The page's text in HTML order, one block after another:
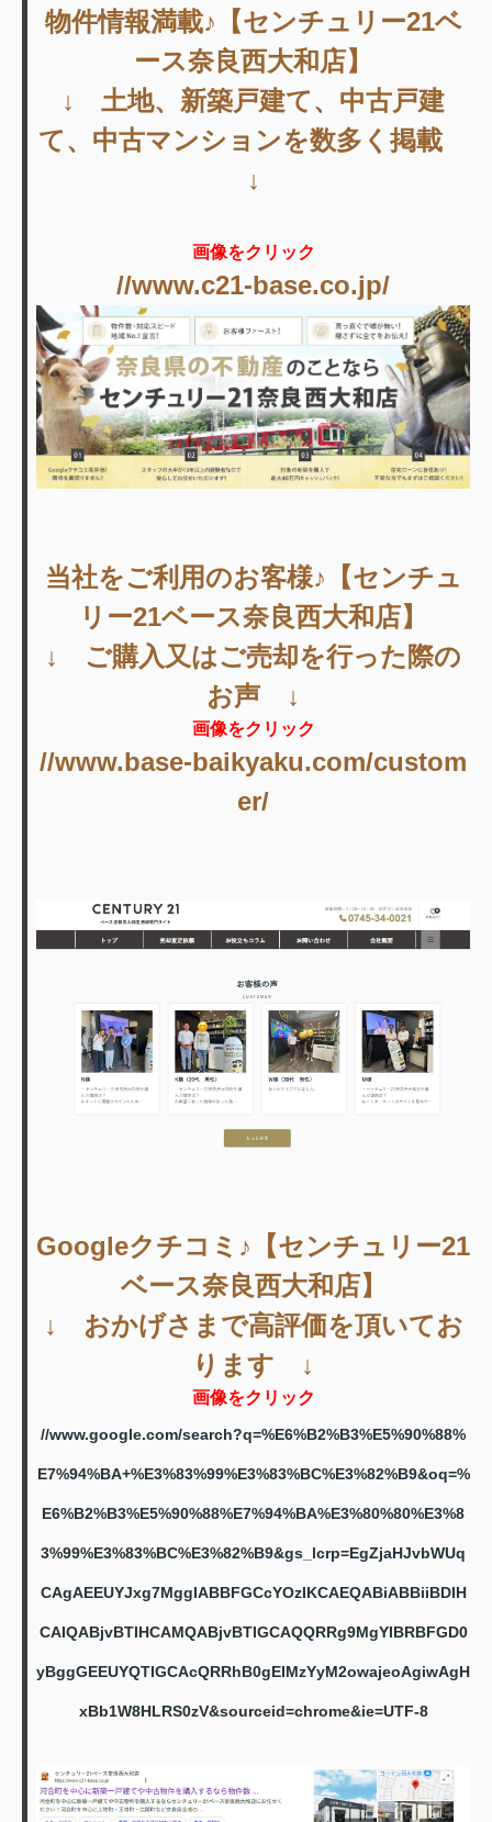
物件情報満載♪【センチュリー21ベ
ース奈良西大和店】
↓ 土地、新築戸建て、中古戸建
て、中古マンションを数多く掲載
↓
画像をクリック
//www.c21-base.co.jp/
当社をご利用のお客様♪【センチュ
リー21ベース奈良西大和店】
↓ ご購入又はご売却を行った際の
お声 ↓
画像をクリック
//www.base-baikyaku.com/custom
er/
Googleクチコミ♪【センチュリー21
ベース奈良西大和店】
↓ おかげさまで高評価を頂いてお
ります ↓
画像をクリック
//www.google.com/search?q=%E6%B2%B3%E5%90%88%
E7%94%BA+%E3%83%99%E3%83%BC%E3%82%B9&oq=%
E6%B2%B3%E5%90%88%E7%94%BA%E3%80%80%E3%8
3%99%E3%83%BC%E3%82%B9&gs_lcrp=EgZjaHJvbWUq
CAgAEEUYJxg7MggIABBFGCcYOzIKCAEQABiABBiiBDIH
CAIQABjvBTIHCAMQABjvBTIGCAQQRRg9MgYIBRBFGD0
yBggGEEUYQTIGCAcQRRhB0gEIMzYyM2owajeoAgiwAgH
xBb1W8HLRS0zV&sourceid=chrome&ie=UTF-8